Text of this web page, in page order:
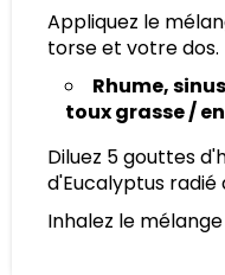
Appliquez le
torse et votre dos.
Rhume,
toux grasse /
Diluez 5 gouttes
d'Eucalyptus radié
Inhalez le